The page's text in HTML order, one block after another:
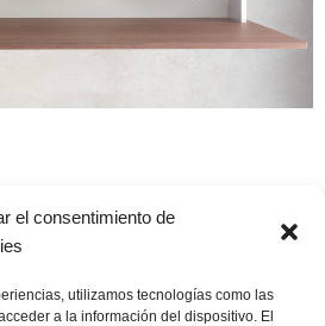
el consentimiento de
utilizamos tecnologías como las
a la información del dispositivo. El